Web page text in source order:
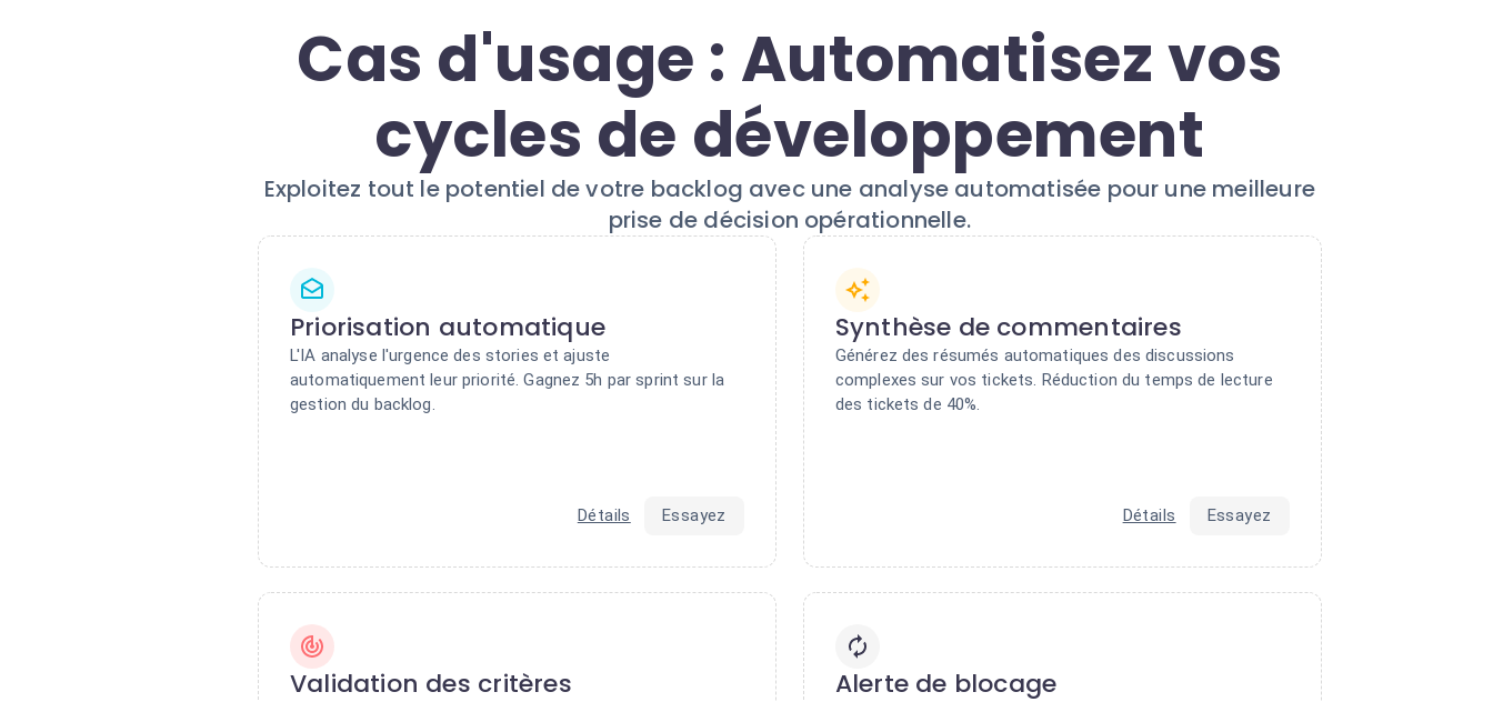
Cas d'usage : Automatisez vos
cycles de développement
Exploitez tout le potentiel de votre backlog avec une analyse automatisée pour une meilleure
prise de décision opérationnelle.
Priorisation automatique
L'IA analyse l'urgence des stories et ajuste
automatiquement leur priorité. Gagnez 5h par sprint sur la
gestion du backlog.
Détails Essayez
Synthèse de commentaires
Générez des résumés automatiques des discussions
complexes sur vos tickets. Réduction du temps de lecture
des tickets de 40%.
Détails Essayez
Validation des critères Alerte de blocage